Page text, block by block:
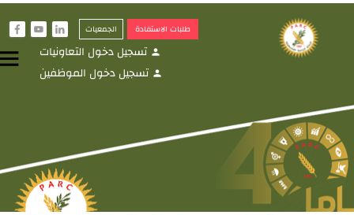
طلبات الاستفادة الجمعيات i
y
f
person تسجيل دخول التعاونيات
person تسجيل دخول الموظفين